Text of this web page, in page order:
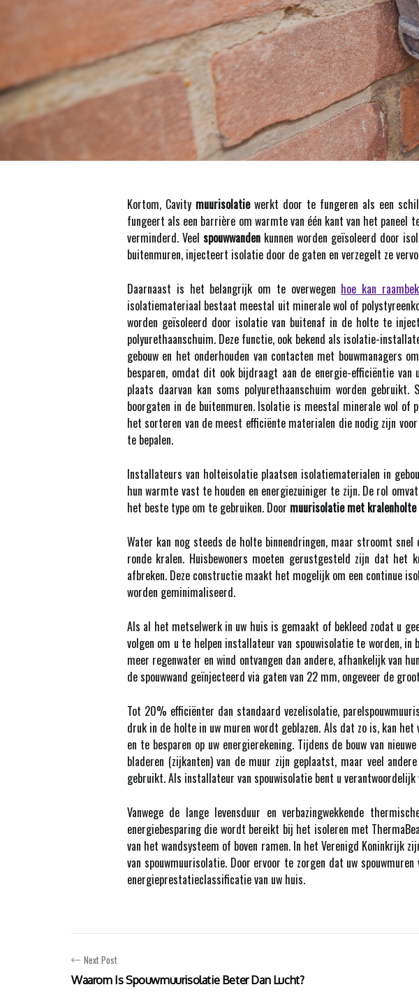
Kortom, Cavity muurisolatiewerkt door te fungeren als een
fungeert als een barrière om warmte van één kant van het
verminderd. Veel spouwwandenkunnen worden geïsoleerd door
buitenmuren, injecteert isolatie door de gaten en verzegelt ze
Daarnaast is het belangrijk om te overwegen hoe kan
isolatiemateriaal bestaat meestal uit minerale wol of
worden geïsoleerd door isolatie van buitenaf in de holte te
polyurethaanschuim. Deze functie, ook bekend als isolatie-
gebouw en het onderhouden van contacten met bouwmanagers
besparen, omdat dit ook bijdraagt aan de energie-efficiëntie
plaats daarvan kan soms polyurethaanschuim worden
boorgaten in de buitenmuren. Isolatie is meestal minerale wol of
het sorteren van de meest efficiënte materialen die nodig zijn
te bepalen.
Installateurs van holteisolatie plaatsen isolatiematerialen in
hun warmte vast te houden en energiezuiniger te zijn. De rol
het beste type om te gebruiken. Door muurisolatie met kralenholte
Water kan nog steeds de holte binnendringen, maar stroomt
ronde kralen. Huisbewoners moeten gerustgesteld zijn dat het
afbreken. Deze constructie maakt het mogelijk om een continue
worden geminimaliseerd.
Als al het metselwerk in uw huis is gemaakt of bekleed zodat u
volgen om u te helpen installateur van spouwisolatie te worden,
meer regenwater en wind ontvangen dan andere, afhankelijk van
de spouwwand geïnjecteerd via gaten van 22 mm, ongeveer de
Tot 20% efficiënter dan standaard vezelisolatie,
druk in de holte in uw muren wordt geblazen. Als dat zo is, kan
en te besparen op uw energierekening. Tijdens de bouw van
bladeren (zijkanten) van de muur zijn geplaatst, maar veel
gebruikt. Als installateur van spouwisolatie bent u
Vanwege de lange levensduur en verbazingwekkende
energiebesparing die wordt bereikt bij het isoleren met
van het wandsysteem of boven ramen. In het Verenigd Koninkrijk
van spouwmuurisolatie. Door ervoor te zorgen dat uw
energieprestatieclassificatie van uw huis.
Next Post
Waarom Is Spouwmuurisolatie Beter Dan Lucht?